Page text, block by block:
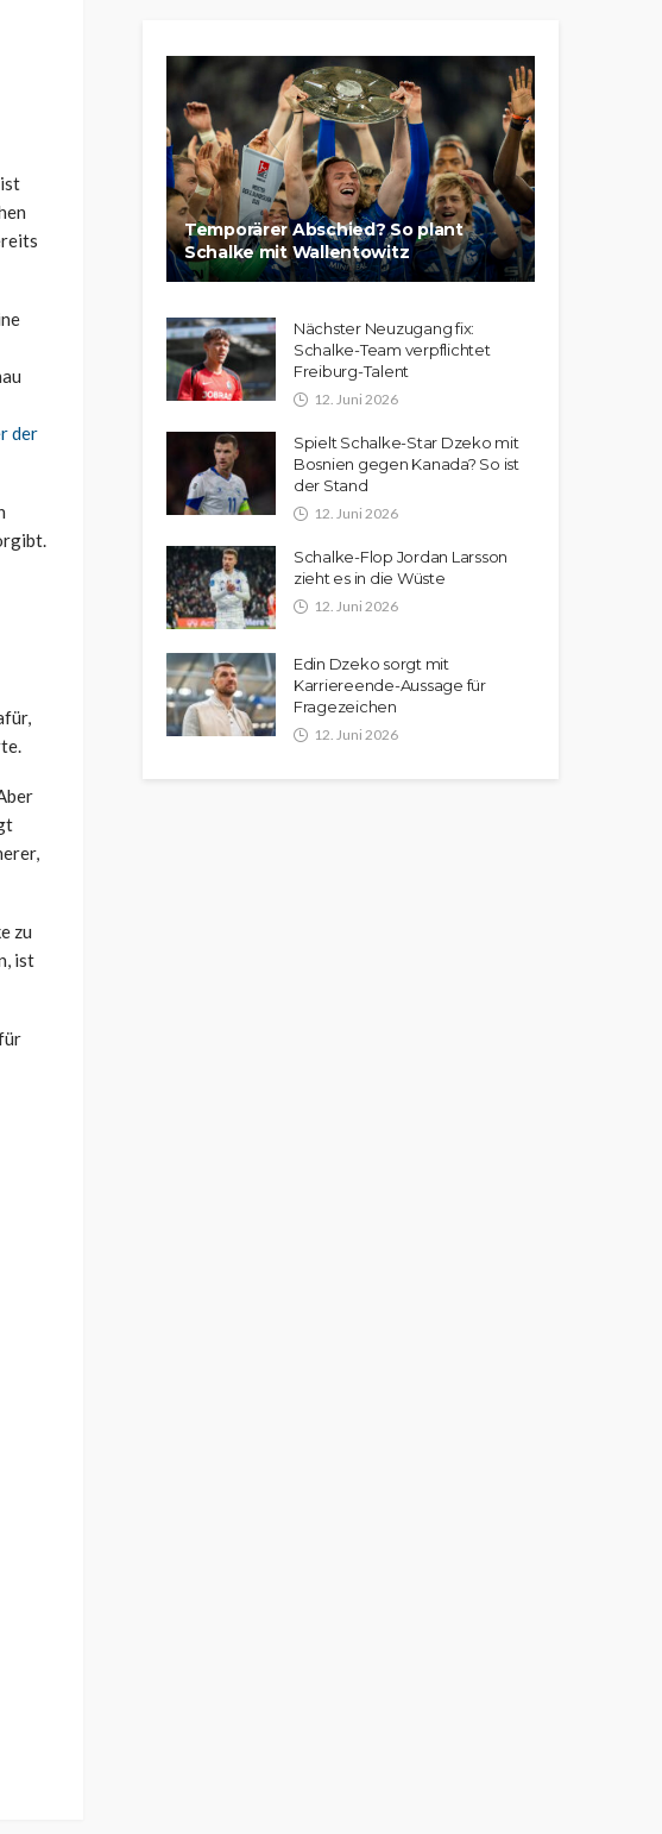
der
zu
ist
Temporärer Abschied? So plant
Schalke mit Wallentowitz
Nächster Neuzugang fix:
Schalke-Team verpflichtet
Freiburg-Talent
12. Juni 2026
Spielt Schalke-Star Dzeko mit
Bosnien gegen Kanada? So ist
der Stand
12. Juni 2026
Schalke-Flop Jordan Larsson
zieht es in die Wüste
12. Juni 2026
Edin Dzeko sorgt mit
Karriereende-Aussage für
Fragezeichen
12. Juni 2026